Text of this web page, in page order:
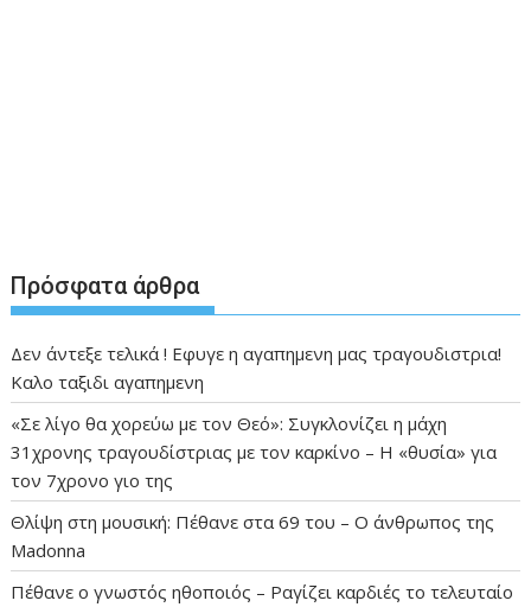
Πρόσφατα άρθρα
Δεν άντεξε τελικά ! Εφυγε η αγαπημενη μας τραγουδιστρια!
Καλο ταξιδι αγαπημενη
«Σε λίγο θα χορεύω με τον Θεό»: Συγκλονίζει η μάχη
31χρονης τραγουδίστριας με τον καρκίνο – Η «θυσία» για
τον 7χρονο γιο της
Θλίψη στη μουσική: Πέθανε στα 69 του – Ο άνθρωπος της
Madonna
Πέθανε ο γνωστός ηθοποιός – Ραγίζει καρδιές το τελευταίο